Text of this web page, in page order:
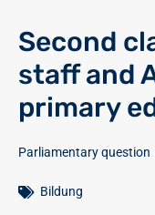
Second
staff and
primary
Parliamentary question
Bildung